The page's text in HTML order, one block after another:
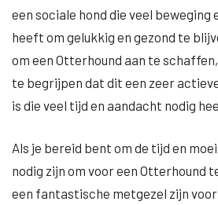
een sociale hond die veel beweging
heeft om gelukkig en gezond te
om een Otterhound aan te
te begrijpen dat dit een zeer
is die veel tijd en aandacht nodig
Als je bereid bent om de tijd en
nodig zijn om voor een Otterhound
een fantastische metgezel zijn voor